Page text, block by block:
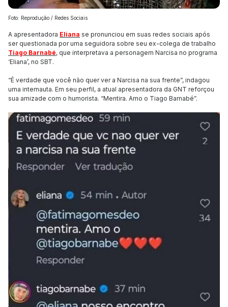
Foto: Reprodução / Redes Sociais
A apresentadora Eliana se pronunciou em suas redes sociais após
ser questionada por uma seguidora sobre seu ex-colega de trabalho
Tiago Barnabé, que interpretava a personagem Narcisa no programa
‘Eliana’, no SBT.
“É verdade que você não quer ver a Narcisa na sua frente”, indagou
uma internauta. Em seu perfil, a atual apresentadora da GNT reforçou
sua amizade com o humorista. “Mentira. Amo o Tiago Barnabé”.